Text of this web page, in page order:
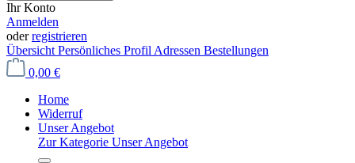
Ihr Konto
Anmelden
oderregistrieren
Übersicht Persönliches Profil Adressen Bestellungen
0,00 €
Home
Widerruf
Unser Angebot
Zur Kategorie Unser Angebot